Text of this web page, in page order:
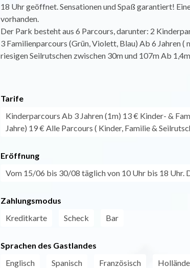
18 Uhr geöffnet. Sensationen und Spaß garantiert!
vorhanden.
Der Park besteht aus 6 Parcours, darunter: 2
3 Familienparcours (Grün, Violett, Blau) Ab 6 Jahren (
riesigen Seilrutschen zwischen 30m und 107m Ab
Tarife
Kinderparcours Ab 3 Jahren (1m) 13 € Kinder- &
Jahre) 19 € Alle Parcours ( Kinder, Familie &
Eröffnung
Vom 15/06 bis 30/08 täglich von 10 Uhr bis 18 Uhr.
Zahlungsmodus
Kreditkarte
Scheck Bar
Sprachen des Gastlandes
Englisch
Spanisch Französisch